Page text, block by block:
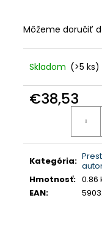
Môžeme doručiť
Skladom (>5 ks)
€38,53
Jednotková
Kategória:
Hmotnosť: 0.86
EAN:
VÝŠKOVO
JOM NA BMW
€275